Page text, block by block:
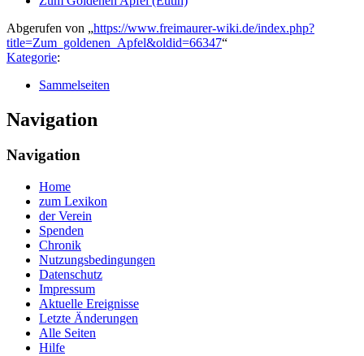
Abgerufen von „https://www.freimaurer-wiki.de/index.php?
title=Zum_goldenen_Apfel&oldid=66347“
Kategorie:
Sammelseiten
Navigation
Navigation
Home
zum Lexikon
der Verein
Spenden
Chronik
Nutzungsbedingungen
Datenschutz
Impressum
Aktuelle Ereignisse
Letzte Änderungen
Alle Seiten
Hilfe